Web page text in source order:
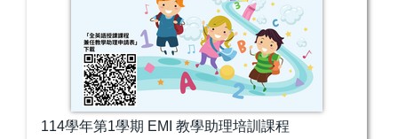
114學年第1學期 EMI 教學助理培訓課程